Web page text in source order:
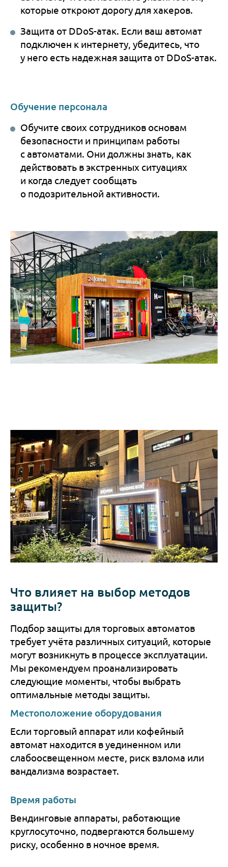
которые откроют дорогу для хакеров.
Защита от DDoS-атак. Если ваш автомат
подключен к интернету, убедитесь, что
у него есть надежная защита от DDoS-атак.
Обучение персонала
Обучите своих сотрудников основам
безопасности и принципам работы
с автоматами. Они должны знать, как
действовать в экстренных ситуациях
и когда следует сообщать
о подозрительной активности.
Что влияет на выбор методов
защиты?
Подбор защиты для торговых автоматов
требует учёта различных ситуаций, которые
могут возникнуть в процессе эксплуатации.
Мы рекомендуем проанализировать
следующие моменты, чтобы выбрать
оптимальные методы защиты.
Местоположение оборудования
Если торговый аппарат или кофейный
автомат находится в уединенном или
слабоосвещенном месте, риск взлома или
вандализма возрастает.
Время работы
Вендинговые аппараты, работающие
круглосуточно, подвергаются большему
риску, особенно в ночное время.